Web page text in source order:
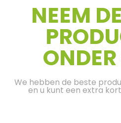
NEEM
We hebben de beste
en u kunt een extra